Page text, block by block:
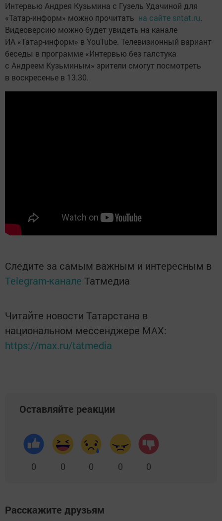
Интервью Андрея Кузьмина с Гузель Удачиной для
«Татар-информ» можно прочитать на сайте sntat.ru.
Видеоверсию можно будет увидеть на канале
ИА «Татар-информ» в YouTube. Телевизионный вариант
беседы в программе «Интервью без галстука
с Андреем Кузьминым» зрители смогут посмотреть
в воскресенье в 13.30.
Следите за самым важным и интересным в
Telegram-канале Татмедиа
Читайте новости Татарстана в
национальном мессенджере MАХ:
https://max.ru/tatmedia
Оставляйте реакции
0 0 0 0 0
Расскажите друзьям